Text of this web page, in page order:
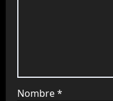
Nombre*